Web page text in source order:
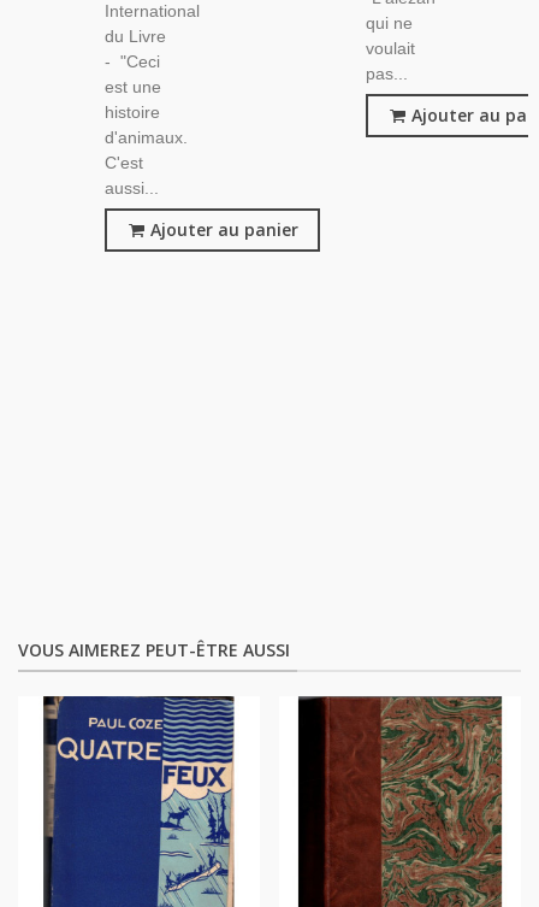
International
du Livre
- "Ceci
est une
histoire
d'animaux.
C'est
aussi...
Ajouter au panier
qui ne
voulait
pas...
Ajouter au
VOUS AIMEREZ PEUT-ÊTRE AUSSI